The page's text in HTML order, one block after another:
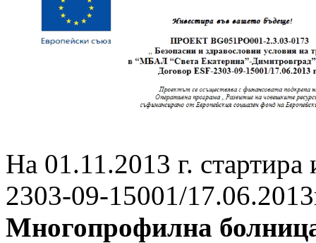
На 01.11.2013 г.
2303-09-15001/
Многопрофилна